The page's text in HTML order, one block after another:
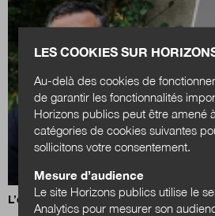
L’élu local entre nouveaux droits et
LES COOKIES SUR
Au-delà des cookies de
de garantir les fonctionnalités
Horizons publics peut être amené
catégories de cookies suivantes
sollicitons votre consentement.
Mesure d’audience
Le site Horizons publics utilise le
Analytics pour mesurer son